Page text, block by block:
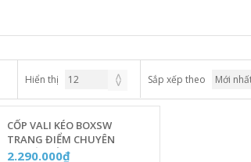
Hiển thị Sắp xếp theo
CỐP VALI KÉO BOXSW
TRANG ĐIỂM CHUYÊN
NGHIỆP VIỀN NHÔM KÈM 04
2.290.000₫